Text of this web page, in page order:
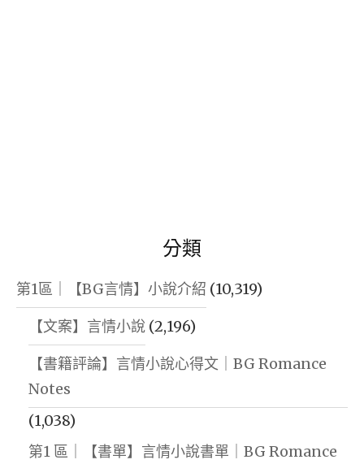
分類
第1區｜【BG言情】小說介紹 (10,319)
【文案】言情小說 (2,196)
【書籍評論】言情小說心得文｜BG Romance
Notes
(1,038)
第1 區｜【書單】言情小說書單｜BG Romance